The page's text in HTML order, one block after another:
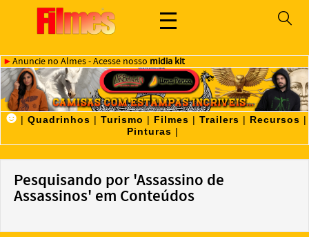
►Anuncie no Almes - Acesse nosso midia kit
☻| Quadrinhos | Turismo | Filmes | Trailers | Recursos |
Pinturas |
Pesquisando por 'Assassino de
Assassinos' em Conteúdos